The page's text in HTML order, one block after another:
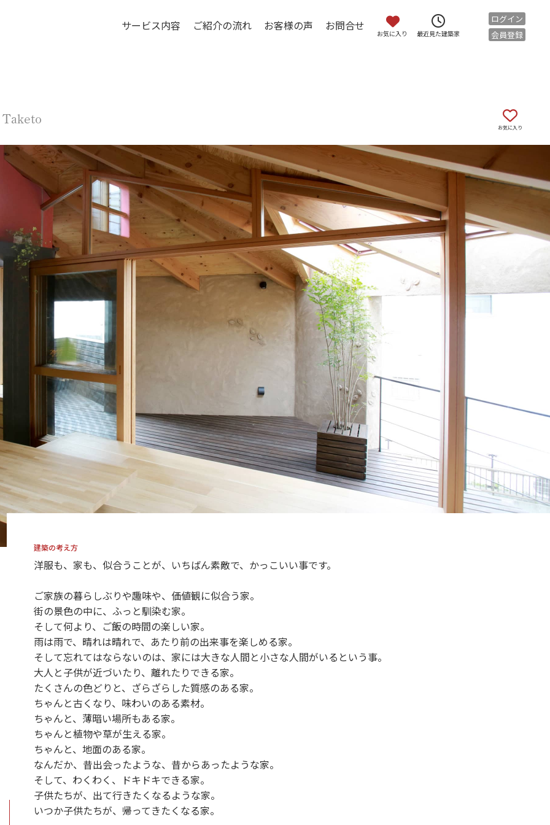
サービス内容 ご紹介の流れ お客様の声 お問合せ
お気に入り 最近見た建築家
ログイン
会員登録
お気に入り
建築の考え方
洋服も、家も、似合うことが、いちばん素敵で、かっこいい事です。
ご家族の暮らしぶりや趣味や、価値観に似合う家。
街の景色の中に、ふっと馴染む家。
そして何より、ご飯の時間の楽しい家。
雨は雨で、晴れは晴れで、あたり前の出来事を楽しめる家。
そして忘れてはならないのは、家には大きな人間と小さな人間がいるという事。
大人と子供が近づいたり、離れたりできる家。
たくさんの色どりと、ざらざらした質感のある家。
ちゃんと古くなり、味わいのある素材。
ちゃんと、薄暗い場所もある家。
ちゃんと植物や草が生える家。
ちゃんと、地面のある家。
なんだか、昔出会ったような、昔からあったような家。
そして、わくわく、ドキドキできる家。
子供たちが、出て行きたくなるような家。
いつか子供たちが、帰ってきたくなる家。